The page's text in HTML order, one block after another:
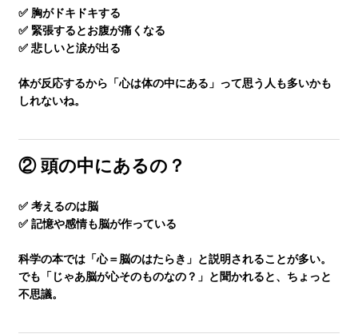
大学受験の方
小学生から塾に通った方がいい3つの理由
生徒さんの塾∞練体験インタビュー
生徒さん・親御様のアンケート
塾練が選ばれる理由
✅ 胸がドキドキする
✅ 緊張するとお腹が痛くなる
✅ 悲しいと涙が出る
体が反応するから「心は体の中にある」って思う人も多いかも
しれないね。
② 頭の中にあるの？
✅ 考えるのは脳
✅ 記憶や感情も脳が作っている
科学の本では「心＝脳のはたらき」と説明されることが多い。
でも「じゃあ脳が心そのものなの？」と聞かれると、ちょっと
不思議。